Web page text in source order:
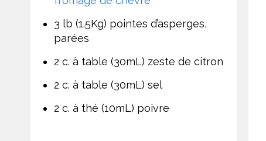
3 lb (1.5Kg) pointes d’asperges,
parées
2 c. à table (30mL) zeste de citron
2 c. à table (30mL) sel
2 c. à thé (10mL) poivre